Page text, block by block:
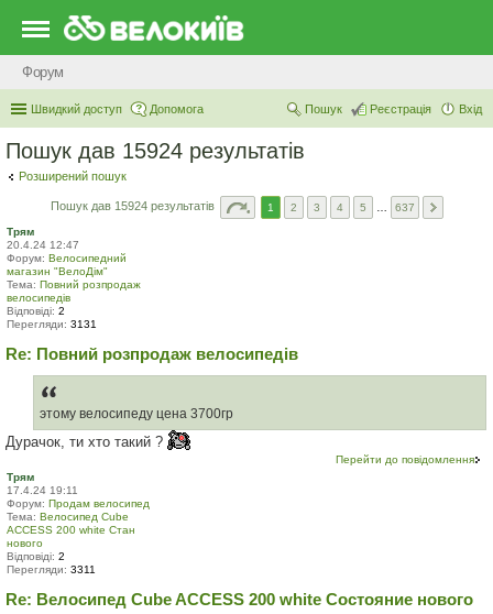
Форум
Швидкий доступ Допомога Вхід
Реєстрація
Пошук
Пошук дав 15924 результатів
Розширений пошук
Пошук дав 15924 результатів 1 2 3 4 5
637
Трям
20.4.24 12:47
Форум: Велосипедний
магазин "ВелоДім"
Тема: Повний розпродаж
велосипедів
Відповіді: 2
Перегляди: 3131
Re: Повний розпродаж велосипедів
этому велосипеду цена 3700гр
Дурачок, ти хто такий ?
Перейти до повідомлення
Трям
17.4.24 19:11
Форум: Продам велосипед
Тема: Велосипед Cube
ACCESS 200 white Стан
нового
Відповіді: 2
Перегляди: 3311
Re: Велосипед Cube ACCESS 200 white Состояние нового